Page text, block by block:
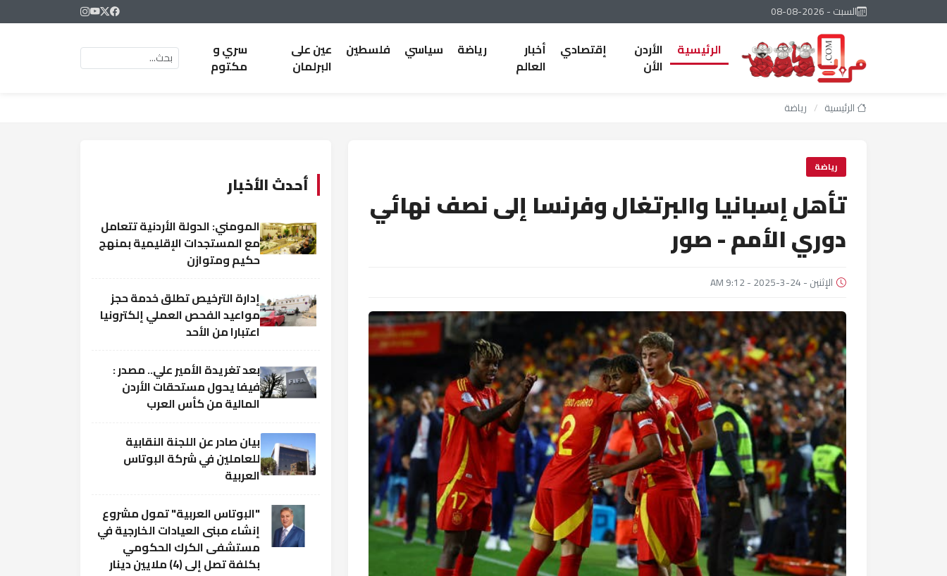
السبت - 2026-08-08
الرئيسية
الأردن
الأن
إقتصادي
أخبار
العالم
رياضة سياسي فلسطين
عين على
البرلمان
سري و
مكتوم
الرئيسية / رياضة
رياضة
تأهل إسبانيا والبرتغال وفرنسا إلى نصف نهائي
دوري الأمم - صور
الإثنين - 24-3-2025 - 9:12 AM
أحدث الأخبار
المومني: الدولة الأردنية تتعامل
مع المستجدات الإقليمية بمنهج
حكيم ومتوازن
إدارة الترخيص تطلق خدمة حجز
مواعيد الفحص العملي إلكترونيا
اعتبارا من الأحد
بعد تغريدة الأمير علي.. مصدر :
فيفا يحول مستحقات الأردن
المالية من كأس العرب
بيان صادر عن اللجنة النقابية
للعاملين في شركة البوتاس
العربية
"البوتاس العربية" تمول مشروع
إنشاء مبنى العيادات الخارجية في
مستشفى الكرك الحكومي
بكلفة تصل إلى (4) ملايين دينار